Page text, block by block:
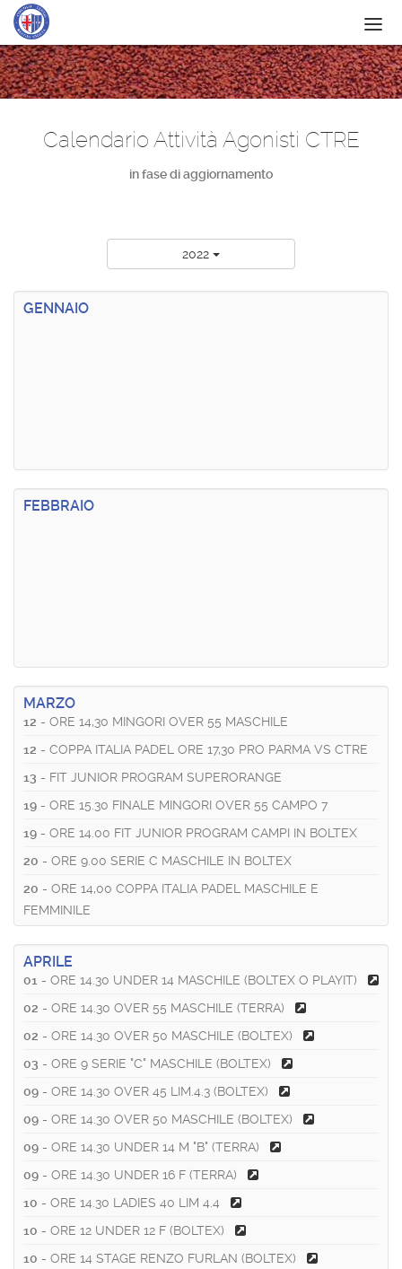
IL CIRCOLO
SERVIZI
SCUOLA
SPONSOR
Calendario Attività Agonisti CTRE
in fase di aggiornamento
2022
GENNAIO
FEBBRAIO
MARZO
12 - ORE 14,30 MINGORI OVER 55 MASCHILE
12 - COPPA ITALIA PADEL ORE 17,30 PRO PARMA VS CTRE
13 - FIT JUNIOR PROGRAM SUPERORANGE
19 - ORE 15.30 FINALE MINGORI OVER 55 CAMPO 7
19 - ORE 14.00 FIT JUNIOR PROGRAM CAMPI IN BOLTEX
20 - ORE 9.00 SERIE C MASCHILE IN BOLTEX
20 - ORE 14,00 COPPA ITALIA PADEL MASCHILE E
FEMMINILE
APRILE
01 - ORE 14.30 UNDER 14 MASCHILE (BOLTEX O PLAYIT)
02 - ORE 14.30 OVER 55 MASCHILE (TERRA)
02 - ORE 14.30 OVER 50 MASCHILE (BOLTEX)
03 - ORE 9 SERIE "C" MASCHILE (BOLTEX)
09 - ORE 14.30 OVER 45 LIM.4.3 (BOLTEX)
09 - ORE 14.30 OVER 50 MASCHILE (BOLTEX)
09 - ORE 14.30 UNDER 14 M "B" (TERRA)
09 - ORE 14.30 UNDER 16 F (TERRA)
10 - ORE 14.30 LADIES 40 LIM 4.4
10 - ORE 12 UNDER 12 F (BOLTEX)
10 - ORE 14 STAGE RENZO FURLAN (BOLTEX)